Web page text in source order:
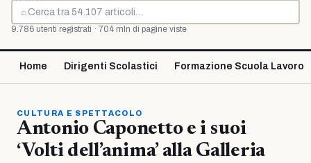
⌕
Cerca
9.786 utenti registrati · 704 mln di pagine viste
Home Dirigenti Scolastici Formazione Scuola Lavoro
CULTURA E SPETTACOLO
Antonio Caponetto e i suoi
‘Volti dell’anima’ alla Galleria